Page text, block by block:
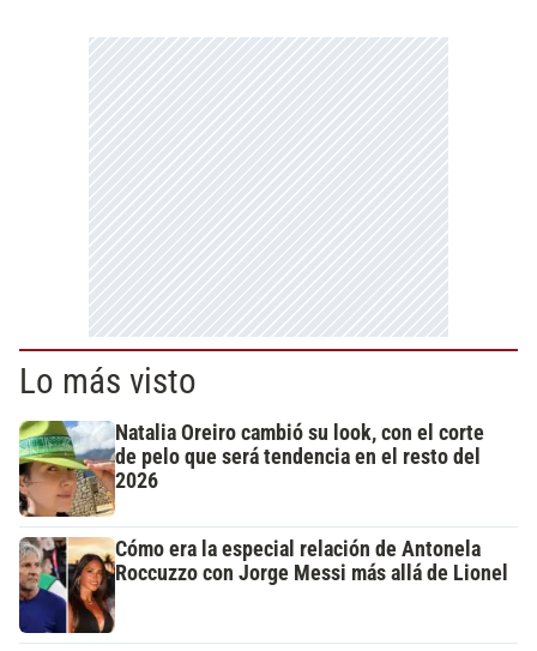
Lo más visto
Natalia Oreiro cambió su look, con el corte
de pelo que será tendencia en el resto del
2026
Cómo era la especial relación de Antonela
Roccuzzo con Jorge Messi más allá de Lionel